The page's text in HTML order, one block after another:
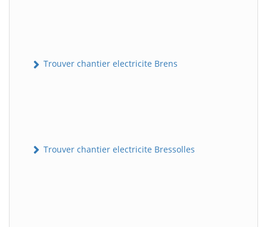
Trouver chantier electricite Brens
Trouver chantier electricite Bressolles